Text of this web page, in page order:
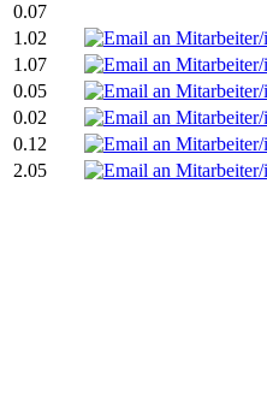
0.07
1.02
1.07
0.05
0.02
0.12
2.05